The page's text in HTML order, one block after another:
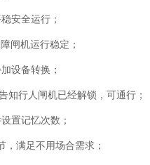
安全运行；
闸机运行稳定；
设备转换；
知行人闸机已经解锁，可通行；
置记忆次数；
，满足不用场合需求；